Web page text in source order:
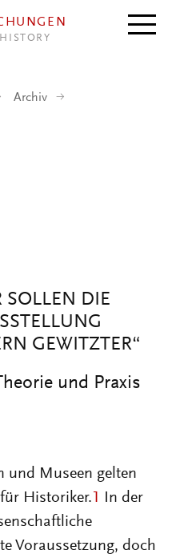
Archiv
SOLLEN DIE
GEWITZTER“
und Praxis
und Museen gelten
Historiker. 1 In der
Voraussetzung, doch